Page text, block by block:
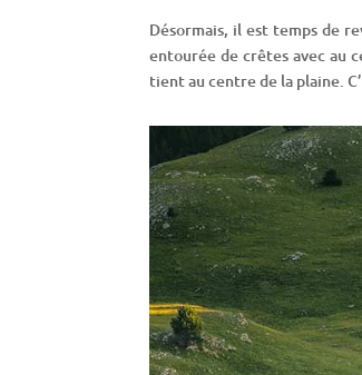
Désormais, il est temps de
entourée de crêtes avec au
tient au centre de la plaine.